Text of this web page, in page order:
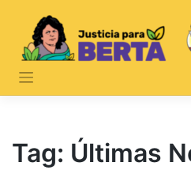
content
Tag: Últimas